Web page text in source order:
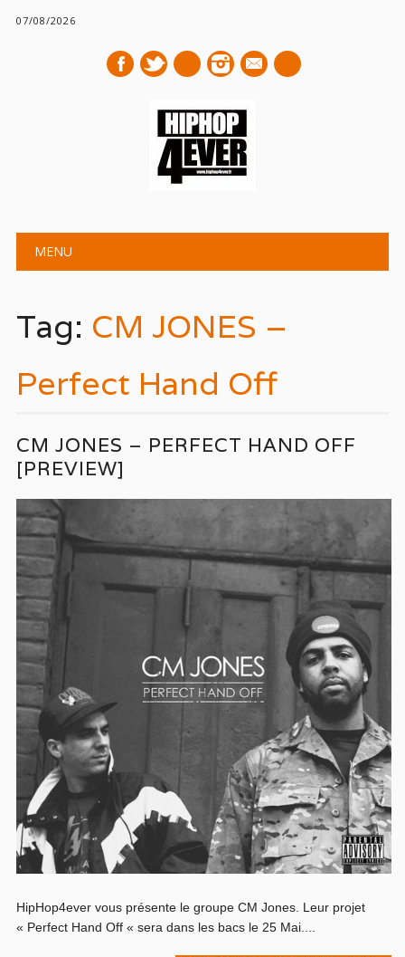
07/08/2026
mail
Main menu
MENU
Tag: CM JONES –
Perfect Hand Off
CM JONES – PERFECT HAND OFF
[PREVIEW]
HipHop4ever vous présente le groupe CM Jones. Leur projet
« Perfect Hand Off « sera dans les bacs le 25 Mai....